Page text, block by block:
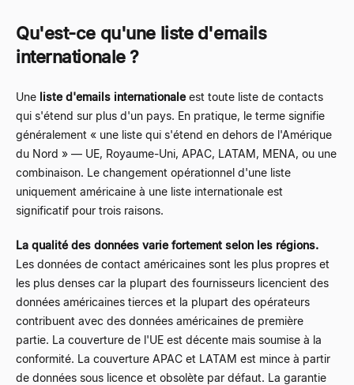
Qu'est-ce qu'une liste d'emails
internationale ?
Une liste d'emails internationaleest toute liste de contacts
qui s'étend sur plus d'un pays. En pratique, le terme signifie
généralement « une liste qui s'étend en dehors de l'Amérique
du Nord » — UE, Royaume-Uni, APAC, LATAM, MENA, ou une
combinaison. Le changement opérationnel d'une liste
uniquement américaine à une liste internationale est
significatif pour trois raisons.
La qualité des données varie fortement selon les régions.
Les données de contact américaines sont les plus propres et
les plus denses car la plupart des fournisseurs licencient des
données américaines tierces et la plupart des opérateurs
contribuent avec des données américaines de première
partie. La couverture de l'UE est décente mais soumise à la
conformité. La couverture APAC et LATAM est mince à partir
de données sous licence et obsolète par défaut. La garantie